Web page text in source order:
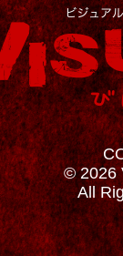
© 2026
All